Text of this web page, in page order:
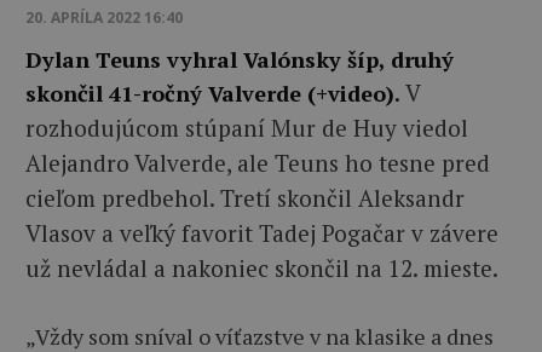
20. APRÍLA 2022 16:40
Dylan Teuns vyhral Valónsky šíp, druhý
skončil 41-ročný Valverde (+video). V
rozhodujúcom stúpaní Mur de Huy viedol
Alejandro Valverde, ale Teuns ho tesne pred
cieľom predbehol. Tretí skončil Aleksandr
Vlasov a veľký favorit Tadej Pogačar v závere
už nevládal a nakoniec skončil na 12. mieste.
„Vždy som sníval o víťazstve v na klasike a dnes